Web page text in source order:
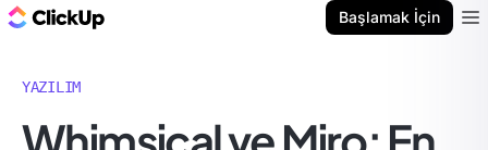
Başlamak İçin
YAZILIM